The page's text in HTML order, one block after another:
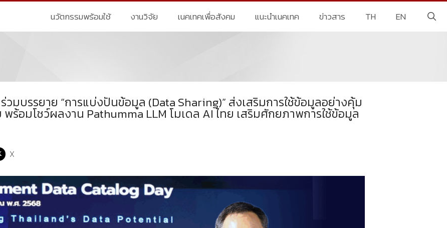
นวัตกรรมพร้อมใช้ งานวิจัย เนคเทคเพื่อสังคม แนะนำเนคเทค ข่าวสาร TH EN
วมบรรยาย “การแบ่งปันข้อมูล (Data Sharing)” ส่งเสริมการใช้ข้อมูลอย่างคุ้ม
ร้อมโชว์ผลงาน Pathumma LLM โมเดล AI ไทย เสริมศักยภาพการใช้ข้อมูล
X